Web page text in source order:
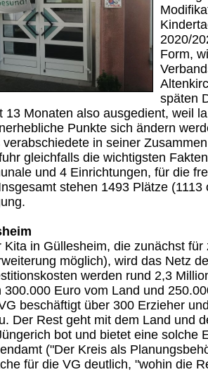
2020/
Form,
späten
13 Monaten also ausgedient, weil
Punkte sich ändern
in seiner
gleichfalls die wichtigsten
und 4 Einrichtungen, für die
stehen 1493 Plätze
Kita in Güllesheim, die zunächst für
möglich), wird das Netz
werden rund 2,3
Euro vom Land und
beschäftigt über 300 Erzieher
Der Rest geht mit dem Land und
bot und bietet eine solche
("Der Kreis als
für die VG deutlich, "wohin die